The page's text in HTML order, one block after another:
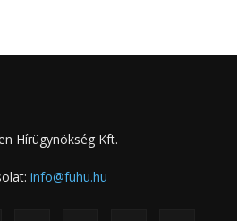
Hírügynökség Kft.
info@fuhu.hu